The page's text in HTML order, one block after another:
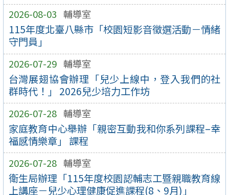
2026-08-03 輔導室
115年度北臺八縣市「校園短影音徵選活動－情緒
守門員」
2026-07-29 輔導室
台灣展翅協會辦理「兒少上線中，登入我們的社
群時代！」 2026兒少培力工作坊
2026-07-28 輔導室
家庭教育中心舉辦「親密互動我和你系列課程–幸
福感情樂章」 課程
2026-07-28 輔導室
衛生局辦理「115年度校園認輔志工暨親職教育線
上講座－兒少心理健康促進課程(8、9月)」